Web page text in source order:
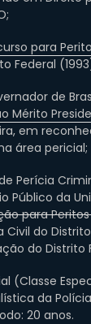
para
Federal
de
Mérito
em
área pericial;
Perícia
Público da
para
do
do Distrito
(Classe
da
20 anos.